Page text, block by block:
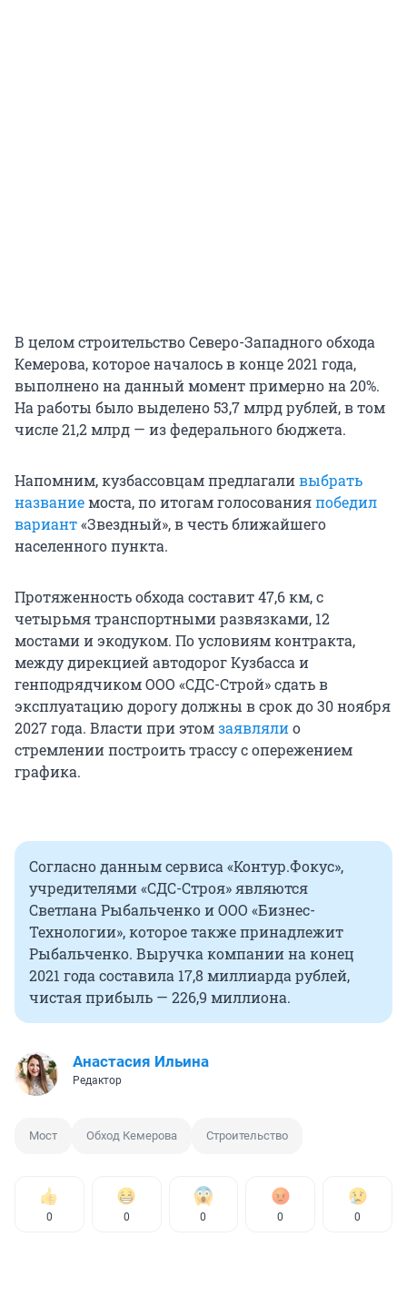
В целом строительство Северо-Западного обхода
Кемерова, которое началось в конце 2021 года,
выполнено на данный момент примерно на 20%.
На работы было выделено 53,7 млрд рублей, в том
числе 21,2 млрд — из федерального бюджета.
Напомним, кузбассовцам предлагаливыбрать
названиемоста, по итогам голосованияпобедил
вариант«Звездный», в честь ближайшего
населенного пункта.
Протяженность обхода составит 47,6 км, с
четырьмя транспортными развязками, 12
мостами и экодуком. По условиям контракта,
между дирекцией автодорог Кузбасса и
генподрядчиком ООО «СДС-Строй» сдать в
эксплуатацию дорогу должны в срок до 30 ноября
2027 года. Власти при этомзаявлялио
стремлении построить трассу с опережением
графика.
Согласно данным сервиса «Контур.Фокус»,
учредителями «СДС-Строя» являются
Светлана Рыбальченко и ООО «Бизнес-
Технологии», которое также принадлежит
Рыбальченко. Выручка компании на конец
2021 года составила 17,8 миллиарда рублей,
чистая прибыль — 226,9 миллиона.
Анастасия Ильина
Редактор
Мост Обход Кемерова Строительство
0 0 0 0 0